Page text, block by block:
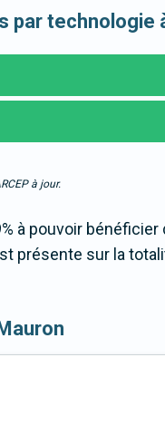
par technologie
à jour.
à pouvoir bénéficier
présente sur la